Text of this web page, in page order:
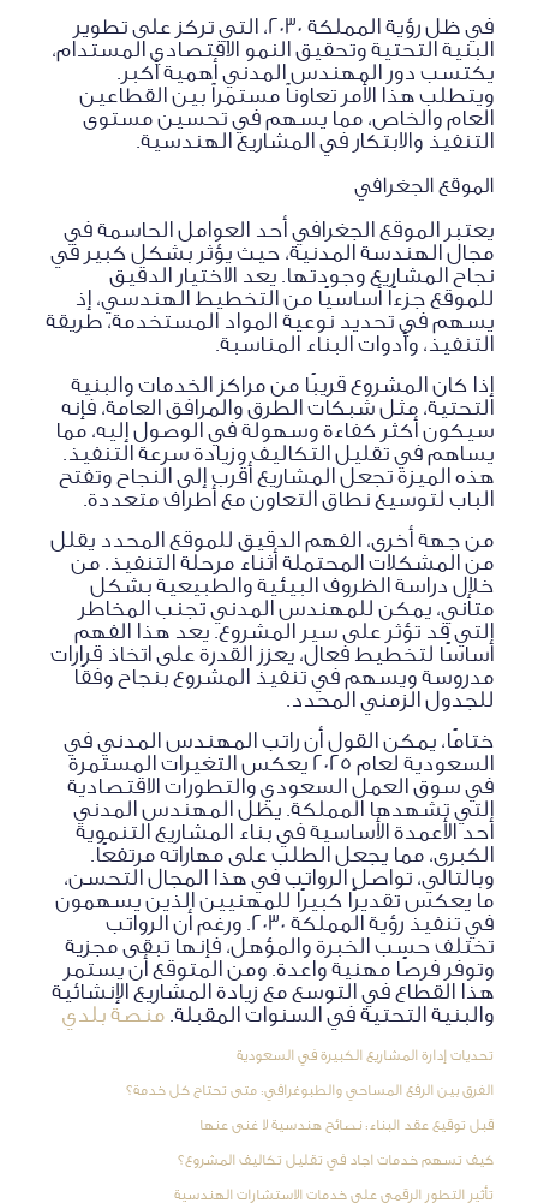
في ظل رؤية المملكة 2030، التي تركز على تطوير
البنية التحتية وتحقيق النمو الاقتصادي المستدام،
يكتسب دور المهندس المدني أهمية أكبر.
ويتطلب هذا الأمر تعاوناً مستمراً بين القطاعين
العام والخاص، مما يسهم في تحسين مستوى
التنفيذ والابتكار في المشاريع الهندسية.
الموقع الجغرافي
يعتبر الموقع الجغرافي أحد العوامل الحاسمة في
مجال الهندسة المدنية، حيث يؤثر بشكل كبير في
نجاح المشاريع وجودتها. يعد الاختيار الدقيق
للموقع جزءًا أساسيًا من التخطيط الهندسي، إذ
يسهم في تحديد نوعية المواد المستخدمة، طريقة
التنفيذ، وأدوات البناء المناسبة.
إذا كان المشروع قريبًا من مراكز الخدمات والبنية
التحتية، مثل شبكات الطرق والمرافق العامة، فإنه
سيكون أكثر كفاءة وسهولة في الوصول إليه، مما
يساهم في تقليل التكاليف وزيادة سرعة التنفيذ.
هذه الميزة تجعل المشاريع أقرب إلى النجاح وتفتح
الباب لتوسيع نطاق التعاون مع أطراف متعددة.
من جهة أخرى، الفهم الدقيق للموقع المحدد يقلل
من المشكلات المحتملة أثناء مرحلة التنفيذ. من
خلال دراسة الظروف البيئية والطبيعية بشكل
متأني، يمكن للمهندس المدني تجنب المخاطر
التي قد تؤثر على سير المشروع. يعد هذا الفهم
أساسًا لتخطيط فعال، يعزز القدرة على اتخاذ قرارات
مدروسة ويسهم في تنفيذ المشروع بنجاح وفقًا
للجدول الزمني المحدد.
ختامًا، يمكن القول أن راتب المهندس المدني في
السعودية لعام 2025 يعكس التغيرات المستمرة
في سوق العمل السعودي والتطورات الاقتصادية
التي تشهدها المملكة. يظل المهندس المدني
أحد الأعمدة الأساسية في بناء المشاريع التنموية
الكبرى، مما يجعل الطلب على مهاراته مرتفعًا.
وبالتالي، تواصل الرواتب في هذا المجال التحسن،
ما يعكس تقديرًا كبيرًا للمهنيين الذين يسهمون
في تنفيذ رؤية المملكة 2030. ورغم أن الرواتب
تختلف حسب الخبرة والمؤهل، فإنها تبقى مجزية
وتوفر فرصًا مهنية واعدة. ومن المتوقع أن يستمر
هذا القطاع في التوسع مع زيادة المشاريع الإنشائية
والبنية التحتية في السنوات المقبلة. منصة بلدي
تحديات إدارة المشاريع الكبيرة في السعودية
الفرق بين الرفع المساحي والطبوغرافي: متى تحتاج كل خدمة؟
قبل توقيع عقد البناء: نصائح هندسية لا غنى عنها
كيف تسهم خدمات اجاد في تقليل تكاليف المشروع؟
تأثير التطور الرقمي على خدمات الاستشارات الهندسية